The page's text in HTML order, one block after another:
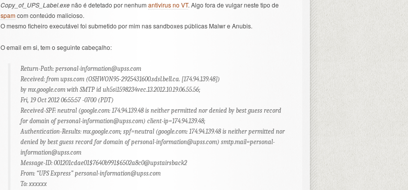
Copy_of_UPS_Label.exenão é detetado por nenhum antivirus no VT. Algo fora de vulgar neste tipo de
spamcom conteúdo malicioso.
O mesmo ficheiro executável foi submetido por mim nas sandboxes públicas Malwr e Anubis.
O email em si, tem o seguinte cabeçalho:
Return-Path: personal-information@upss.com
Received: from upss.com (OSHWON95-2925431600.sdsl.bell.ca. [174.94.139.48])
by mx.google.com with SMTP id uh5si1598234vec.13.2012.10.19.06.55.56;
Fri, 19 Oct 2012 06:55:57 -0700 (PDT)
Received-SPF: neutral (google.com: 174.94.139.48 is neither permitted nor denied by best guess record
for domain ofpersonal-information@upss.com) client-ip=174.94.139.48;
Authentication-Results: mx.google.com; spf=neutral (google.com: 174.94.139.48 is neither permitted nor
denied by best guess record for domain ofpersonal-information@upss.com) smtp.mail=personal-
information@upss.com
Message-ID: 001201cdae01$7640b991$6502a8c0@upstairsback2
From: “UPS Express” personal-information@upss.com
To: xxxxxx